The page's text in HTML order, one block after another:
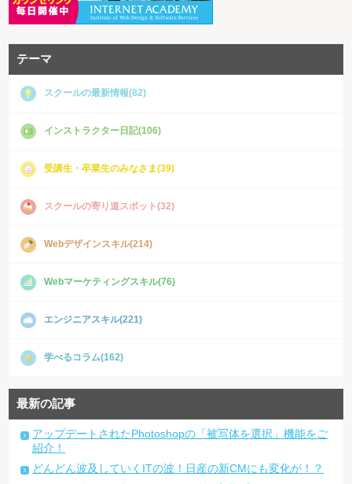
テーマ
スクールの最新情報(82)
インストラクター日記(106)
受講生・卒業生のみなさま(39)
スクールの寄り道スポット(32)
Webデザインスキル(214)
Webマーケティングスキル(76)
エンジニアスキル(221)
学べるコラム(162)
最新の記事
アップデートされたPhotoshopの「被写体を選択」機能をご
紹介！
どんどん波及していくITの波！日産の新CMにも変化が！？